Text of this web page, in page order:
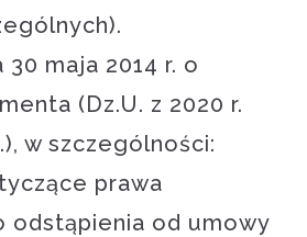
maja 2014 r. o
(Dz.U. z 2020 r.
w szczególności:
prawa
odstąpienia od umowy